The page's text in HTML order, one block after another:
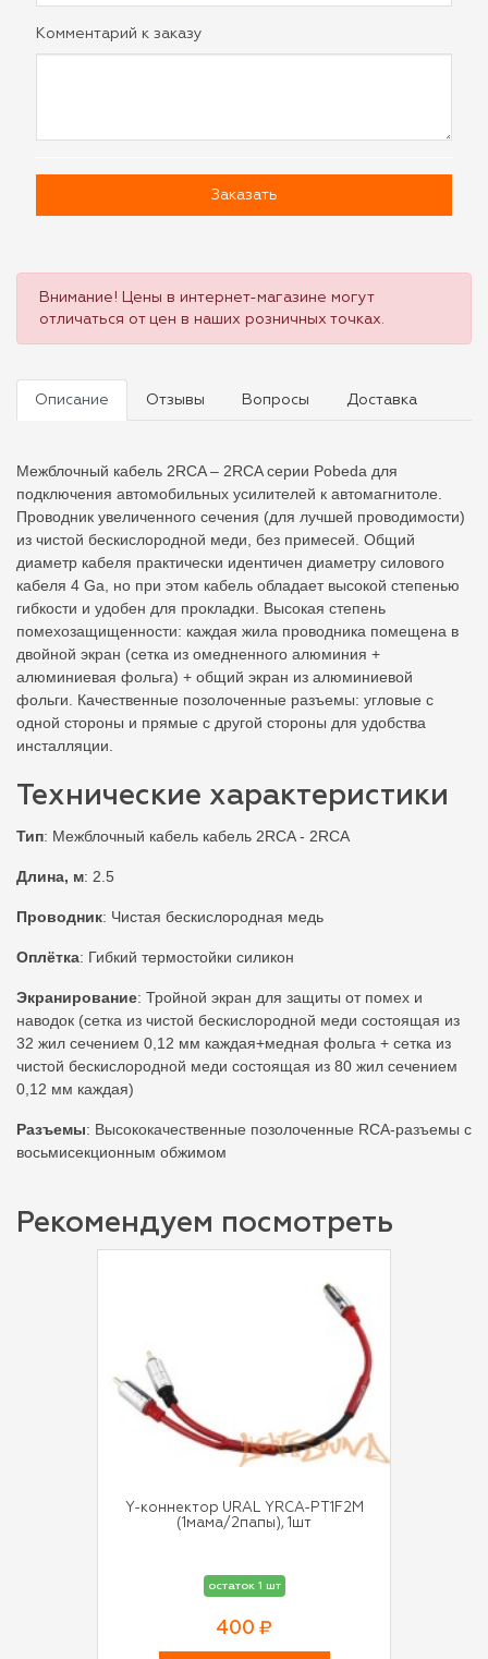
Комментарий к заказу
Заказать
Внимание! Цены в интернет-магазине могут
отличаться от цен в наших розничных точках.
Описание Отзывы Вопросы Доставка
Межблочный кабель 2RCA – 2RCA серии Pobeda для
подключения автомобильных усилителей к автомагнитоле.
Проводник увеличенного сечения (для лучшей проводимости)
из чистой бескислородной меди, без примесей. Общий
диаметр кабеля практически идентичен диаметру силового
кабеля 4 Ga, но при этом кабель обладает высокой степенью
гибкости и удобен для прокладки. Высокая степень
помехозащищенности: каждая жила проводника помещена в
двойной экран (сетка из омедненного алюминия +
алюминиевая фольга) + общий экран из алюминиевой
фольги. Качественные позолоченные разъемы: угловые с
одной стороны и прямые с другой стороны для удобства
инсталляции.
Технические характеристики
Тип: Межблочный кабель кабель 2RCA - 2RCA
Длина, м: 2.5
Проводник: Чистая бескислородная медь
Оплётка: Гибкий термостойки силикон
Экранирование: Тройной экран для защиты от помех и
наводок (сетка из чистой бескислородной меди состоящая из
32 жил сечением 0,12 мм каждая+медная фольга + сетка из
чистой бескислородной меди состоящая из 80 жил сечением
0,12 мм каждая)
Разъемы: Высококачественные позолоченные RCA-разъемы с
восьмисекционным обжимом
Рекомендуем посмотреть
Y-коннектор URAL YRCA-PT1F2M
(1мама/2папы), 1шт
остаток 1 шт
400 ₽